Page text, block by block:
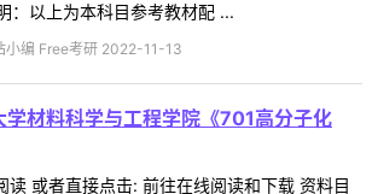
：以上为本科目参考教材配 ...
小编 Free考研 2022-11-13
材料科学与工程学院《701高分子化
读 或者直接点击: 前往在线阅读和下载 资料目